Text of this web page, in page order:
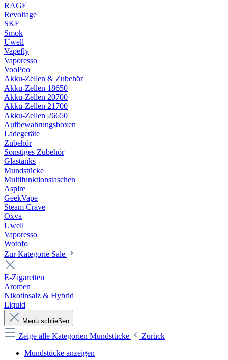
RAGE
Revoltage
SKE
Smok
Uwell
Vapefly
Vaporesso
VooPoo
Akku-Zellen & Zubehör
Akku-Zellen 18650
Akku-Zellen 20700
Akku-Zellen 21700
Akku-Zellen 26650
Aufbewahrungsboxen
Ladegeräte
Zubehör
Sonstiges Zubehör
Glastanks
Mundstücke
Multifunktionstaschen
Aspire
GeekVape
Steam Crave
Oxva
Uwell
Vaporesso
Wotofo
Zur Kategorie Sale
E-Zigaretten
Aromen
Nikotinsalz & Hybrid
Liquid
Menü schließen
Zeige alle Kategorien Mundstücke
Zurück
Mundstücke anzeigen